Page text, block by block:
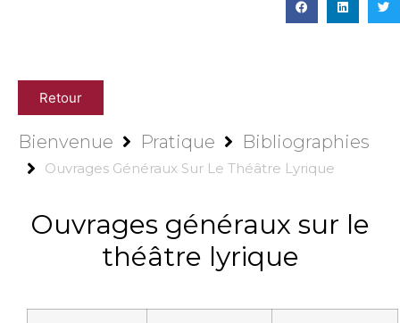
Retour
Bienvenue Pratique Bibliographies
Ouvrages Généraux Sur Le Théâtre Lyrique
Ouvrages généraux sur le
théâtre lyrique